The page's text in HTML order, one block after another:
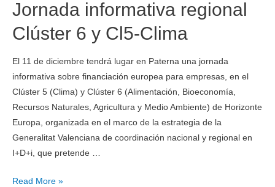
Jornada informativa regional
Clúster 6 y Cl5-Clima
El 11 de diciembre tendrá lugar en Paterna una jornada
informativa sobre financiación europea para empresas, en el
Clúster 5 (Clima) y Clúster 6 (Alimentación, Bioeconomía,
Recursos Naturales, Agricultura y Medio Ambiente) de Horizonte
Europa, organizada en el marco de la estrategia de la
Generalitat Valenciana de coordinación nacional y regional en
I+D+i, que pretende …
Read More »